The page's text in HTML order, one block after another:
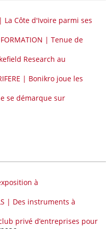
en Algérie où un permis de
oriental lui a été attribué
des ressources en
rendue publique mercredi 15
cadre de sa politique de relance
se situe dans une zone de
son potentiel. BP pourra y
sur le terrain portant
des financements
de fer à écartement standard
à la frontière avec le
milliards d'euros (3,19 milliards
au ministère ougandais des
| La Côte d'Ivoire parmi ses
| Tenue de
Research au
| Bonikro joue les
se démarque sur
à
| Des instruments à
club privé d’entreprises pour